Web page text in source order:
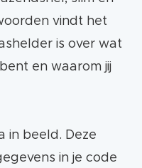
vindt het
is over wat
en waarom jij
in beeld. Deze
in je code